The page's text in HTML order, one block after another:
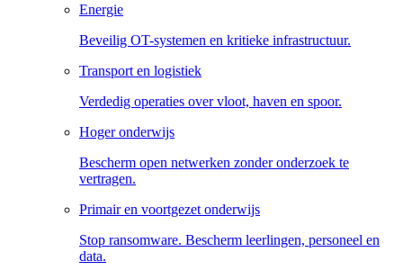
Energie
Beveilig OT-systemen en kritieke infrastructuur.
Transport en logistiek
Verdedig operaties over vloot, haven en spoor.
Hoger onderwijs
Bescherm open netwerken zonder onderzoek te
vertragen.
Primair en voortgezet onderwijs
Stop ransomware. Bescherm leerlingen, personeel en
data.